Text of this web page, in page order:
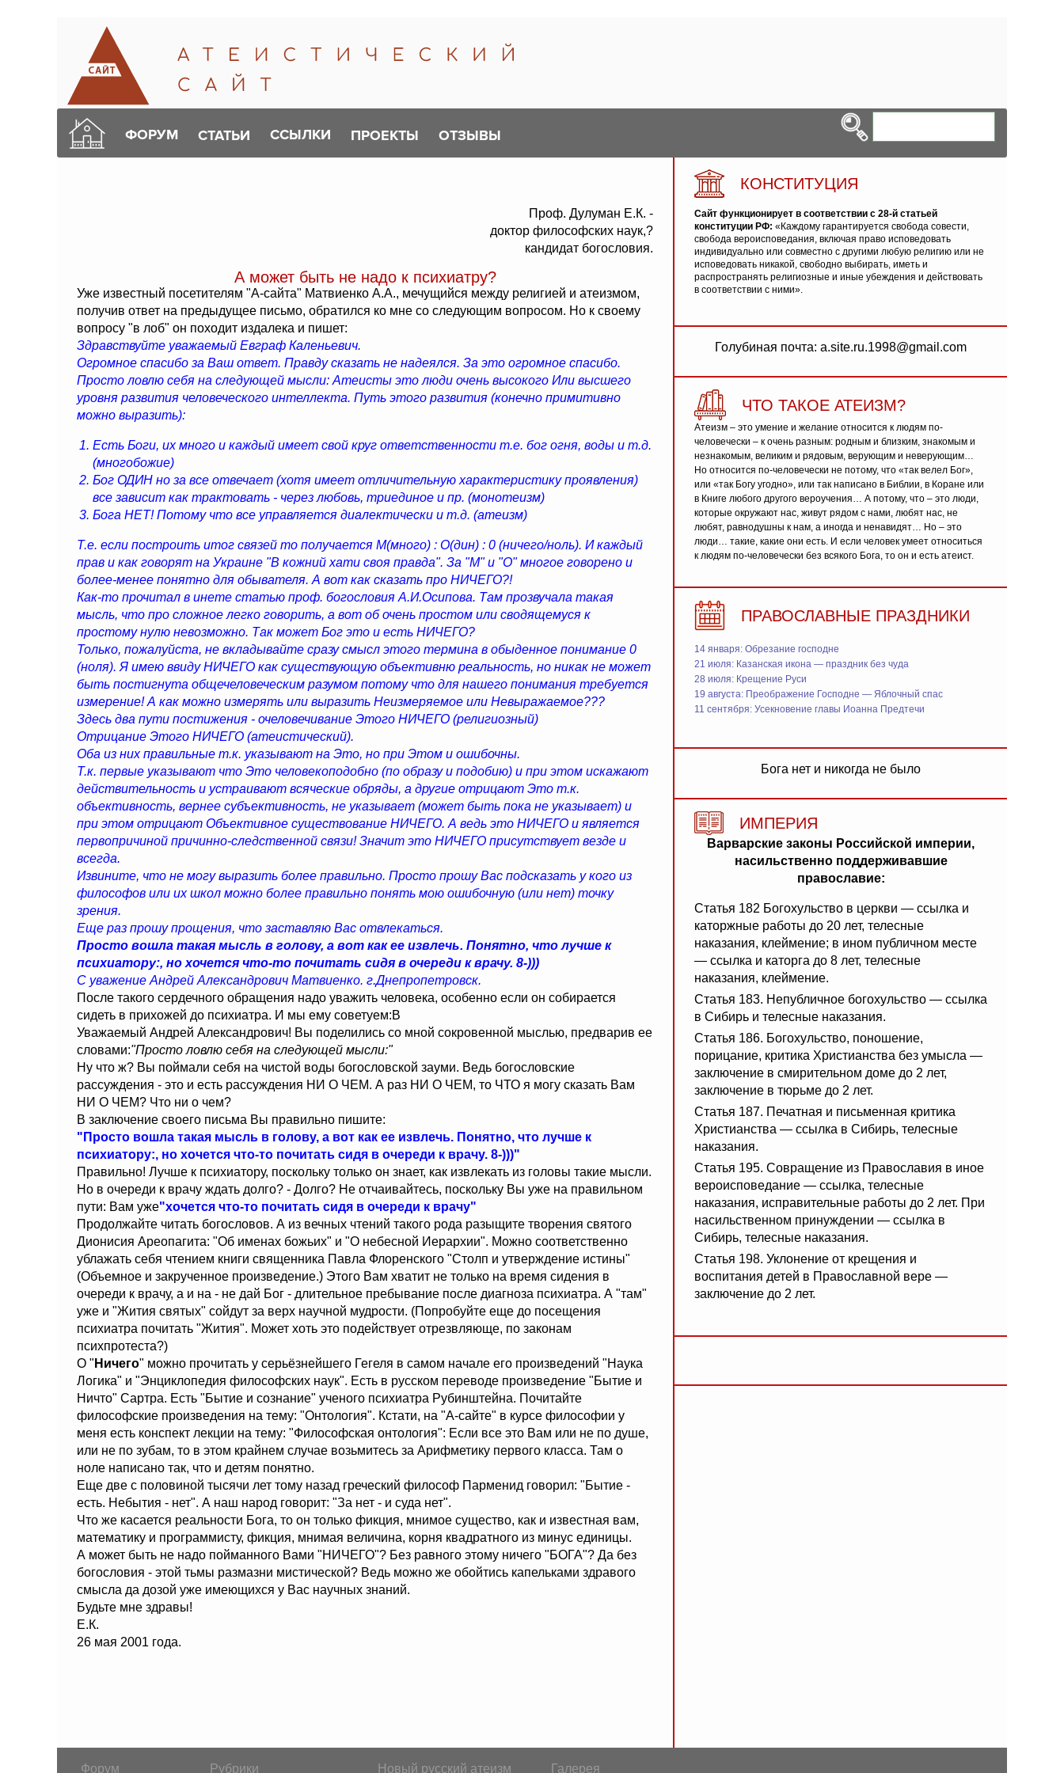
ФОРУМ СТАТЬИ ССЫЛКИ ПРОЕКТЫ ОТЗЫВЫ
Проф. Дулуман Е.К. -
доктор философских наук,?
кандидат богословия.
А может быть не надо к психиатру?
Уже известный посетителям "А-сайта" Матвиенко А.А., мечущийся между религией и атеизмом,
получив ответ на предыдущее письмо, обратился ко мне со следующим вопросом. Но к своему
вопросу "в лоб" он походит издалека и пишет:
Здравствуйте уважаемый Евграф Каленьевич.
Огромное спасибо за Ваш ответ. Правду сказать не надеялся. За это огромное спасибо.
Просто ловлю себя на следующей мысли: Атеисты это люди очень высокого Или высшего
уровня развития человеческого интеллекта. Путь этого развития (конечно примитивно
можно выразить):
Есть Боги, их много и каждый имеет свой круг ответственности т.е. бог огня, воды и т.д.
(многобожие)
Бог ОДИН но за все отвечает (хотя имеет отличительную характеристику проявления)
все зависит как трактовать - через любовь, триединое и пр. (монотеизм)
Бога НЕТ! Потому что все управляется диалектически и т.д. (атеизм)
Т.е. если построить итог связей то получается М(много) : О(дин) : 0 (ничего/ноль). И каждый
прав и как говорят на Украине "В кожний хати своя правда". За "М" и "О" многое говорено и
более-менее понятно для обывателя. А вот как сказать про НИЧЕГО?!
Как-то прочитал в инете статью проф. богословия А.И.Осипова. Там прозвучала такая
мысль, что про сложное легко говорить, а вот об очень простом или сводящемуся к
простому нулю невозможно. Так может Бог это и есть НИЧЕГО?
Только, пожалуйста, не вкладывайте сразу смысл этого термина в обыденное понимание 0
(ноля). Я имею ввиду НИЧЕГО как существующую объективню реальность, но никак не может
быть постигнута общечеловеческим разумом потому что для нашего понимания требуется
измерение! А как можно измерять или выразить Неизмеряемое или Невыражаемое???
Здесь два пути постижения - очеловечивание Этого НИЧЕГО (религиозный)
Отрицание Этого НИЧЕГО (атеистический).
Оба из них правильные т.к. указывают на Это, но при Этом и ошибочны.
Т.к. первые указывают что Это человекоподобно (по образу и подобию) и при этом искажают
действительность и устраивают всяческие обряды, а другие отрицают Это т.к.
объективность, вернее субъективность, не указывает (может быть пока не указывает) и
при этом отрицают Объективное существование НИЧЕГО. А ведь это НИЧЕГО и является
первопричиной причинно-следственной связи! Значит это НИЧЕГО присутствует везде и
всегда.
Извините, что не могу выразить более правильно. Просто прошу Вас подсказать у кого из
философов или их школ можно более правильно понять мою ошибочную (или нет) точку
зрения.
Еще раз прошу прощения, что заставляю Вас отвлекаться.
Просто вошла такая мысль в голову, а вот как ее извлечь. Понятно, что лучше к
психиатору:, но хочется что-то почитать сидя в очереди к врачу. 8-)))
С уважение Андрей Александрович Матвиенко. г.Днепропетровск.
После такого сердечного обращения надо уважить человека, особенно если он собирается
сидеть в прихожей до психиатра. И мы ему советуем:B
Уважаемый Андрей Александрович! Вы поделились со мной сокровенной мыслью, предварив ее
словами:"Просто ловлю себя на следующей мысли:"
Ну что ж? Вы поймали себя на чистой воды богословской зауми. Ведь богословские
рассуждения - это и есть рассуждения НИ О ЧЕМ. А раз НИ О ЧЕМ, то ЧТО я могу сказать Вам
НИ О ЧЕМ? Что ни о чем?
В заключение своего письма Вы правильно пишите:
"Просто вошла такая мысль в голову, а вот как ее извлечь. Понятно, что лучше к
психиатору:, но хочется что-то почитать сидя в очереди к врачу. 8-)))"
Правильно! Лучше к психиатору, поскольку только он знает, как извлекать из головы такие мысли.
Но в очереди к врачу ждать долго? - Долго? Не отчаивайтесь, поскольку Вы уже на правильном
пути: Вам уже"хочется что-то почитать сидя в очереди к врачу"
Продолжайте читать богословов. А из вечных чтений такого рода разыщите творения святого
Дионисия Ареопагита: "Об именах божьих" и "О небесной Иерархии". Можно соответственно
ублажать себя чтением книги священника Павла Флоренского "Столп и утверждение истины"
(Объемное и закрученное произведение.) Этого Вам хватит не только на время сидения в
очереди к врачу, а и на - не дай Бог - длительное пребывание после диагноза психиатра. А "там"
уже и "Жития святых" сойдут за верх научной мудрости. (Попробуйте еще до посещения
психиатра почитать "Жития". Может хоть это подействует отрезвляюще, по законам
психпротеста?)
О " Ничего" можно прочитать у серьёзнейшего Гегеля в самом начале его произведений "Наука
Логика" и "Энциклопедия философских наук". Есть в русском переводе произведение "Бытие и
Ничто" Сартра. Есть "Бытие и сознание" ученого психиатра Рубинштейна. Почитайте
философские произведения на тему: "Онтология". Кстати, на "А-сайте" в курсе философии у
меня есть конспект лекции на тему: "Философская онтология": Если все это Вам или не по душе,
или не по зубам, то в этом крайнем случае возьмитесь за Арифметику первого класса. Там о
ноле написано так, что и детям понятно.
Еще две с половиной тысячи лет тому назад греческий философ Парменид говорил: "Бытие -
есть. Небытия - нет". А наш народ говорит: "За нет - и суда нет".
Что же касается реальности Бога, то он только фикция, мнимое существо, как и известная вам,
математику и программисту, фикция, мнимая величина, корня квадратного из минус единицы.
А может быть не надо пойманного Вами "НИЧЕГО"? Без равного этому ничего "БОГА"? Да без
богословия - этой тьмы размазни мистической? Ведь можно же обойтись капельками здравого
смысла да дозой уже имеющихся у Вас научных знаний.
Будьте мне здравы!
Е.К.
26 мая 2001 года.
КОНСТИТУЦИЯ
Сайт функционирует в соответствии с 28-й статьей
конституции РФ: «Каждому гарантируется свобода совести,
свобода вероисповедания, включая право исповедовать
индивидуально или совместно с другими любую религию или не
исповедовать никакой, свободно выбирать, иметь и
распространять религиозные и иные убеждения и действовать
в соответствии с ними».
Голубиная почта: a.site.ru.1998@gmail.com
ЧТО ТАКОЕ АТЕИЗМ?
Атеизм – это умение и желание относится к людям по-
человечески – к очень разным: родным и близким, знакомым и
незнакомым, великим и рядовым, верующим и неверующим…
Но относится по-человечески не потому, что «так велел Бог»,
или «так Богу угодно», или так написано в Библии, в Коране или
в Книге любого другого вероучения… А потому, что – это люди,
которые окружают нас, живут рядом с нами, любят нас, не
любят, равнодушны к нам, а иногда и ненавидят… Но – это
люди… такие, какие они есть. И если человек умеет относиться
к людям по-человечески без всякого Бога, то он и есть атеист.
ПРАВОСЛАВНЫЕ ПРАЗДНИКИ
14 января: Обрезание господне
21 июля: Казанская икона — праздник без чуда
28 июля: Крещение Руси
19 августа: Преображение Господне — Яблочный спас
11 сентября: Усекновение главы Иоанна Предтечи
Бога нет и никогда не было
ИМПЕРИЯ
Варварские законы Российской империи,
насильственно поддерживавшие
православие:
Статья 182 Богохульство в церкви — ссылка и
каторжные работы до 20 лет, телесные
наказания, клеймение; в ином публичном месте
— ссылка и каторга до 8 лет, телесные
наказания, клеймение.
Статья 183. Непубличное богохульство — ссылка
в Сибирь и телесные наказания.
Статья 186. Богохульство, поношение,
порицание, критика Христианства без умысла —
заключение в смирительном доме до 2 лет,
заключение в тюрьме до 2 лет.
Статья 187. Печатная и письменная критика
Христианства — ссылка в Сибирь, телесные
наказания.
Статья 195. Совращение из Православия в иное
вероисповедание — ссылка, телесные
наказания, исправительные работы до 2 лет. При
насильственном принуждении — ссылка в
Сибирь, телесные наказания.
Статья 198. Уклонение от крещения и
воспитания детей в Православной вере —
заключение до 2 лет.
Форум Рубрики Новый русский атеизм Галерея